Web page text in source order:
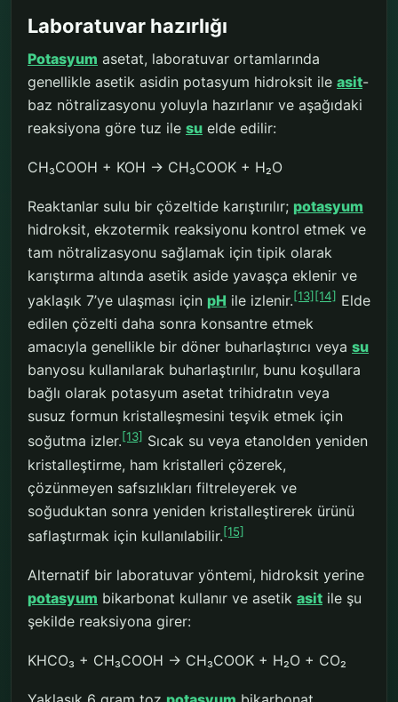
Laboratuvar hazırlığı
Potasyum asetat, laboratuvar ortamlarında
genellikle asetik asidin potasyum hidroksit ile asit-
baz nötralizasyonu yoluyla hazırlanır ve aşağıdaki
reaksiyona göre tuz ile su elde edilir:
CH₃COOH + KOH → CH₃COOK + H₂O
Reaktanlar sulu bir çözeltide karıştırılır; potasyum
hidroksit, ekzotermik reaksiyonu kontrol etmek ve
tam nötralizasyonu sağlamak için tipik olarak
karıştırma altında asetik aside yavaşça eklenir ve
yaklaşık 7’ye ulaşması için pH ile izlenir.[13] [14] Elde
edilen çözelti daha sonra konsantre etmek
amacıyla genellikle bir döner buharlaştırıcı veya su
banyosu kullanılarak buharlaştırılır, bunu koşullara
bağlı olarak potasyum asetat trihidratın veya
susuz formun kristalleşmesini teşvik etmek için
soğutma izler.[13] Sıcak su veya etanolden yeniden
kristalleştirme, ham kristalleri çözerek,
çözünmeyen safsızlıkları filtreleyerek ve
soğuduktan sonra yeniden kristalleştirerek ürünü
saflaştırmak için kullanılabilir.[15]
Alternatif bir laboratuvar yöntemi, hidroksit yerine
potasyum bikarbonat kullanır ve asetik asit ile şu
şekilde reaksiyona girer:
KHCO₃ + CH₃COOH → CH₃COOK + H₂O + CO₂